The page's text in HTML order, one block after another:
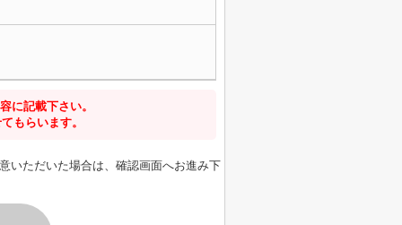
に記載下さい。
もらいます。
いただいた場合は、確認画面へお進み下